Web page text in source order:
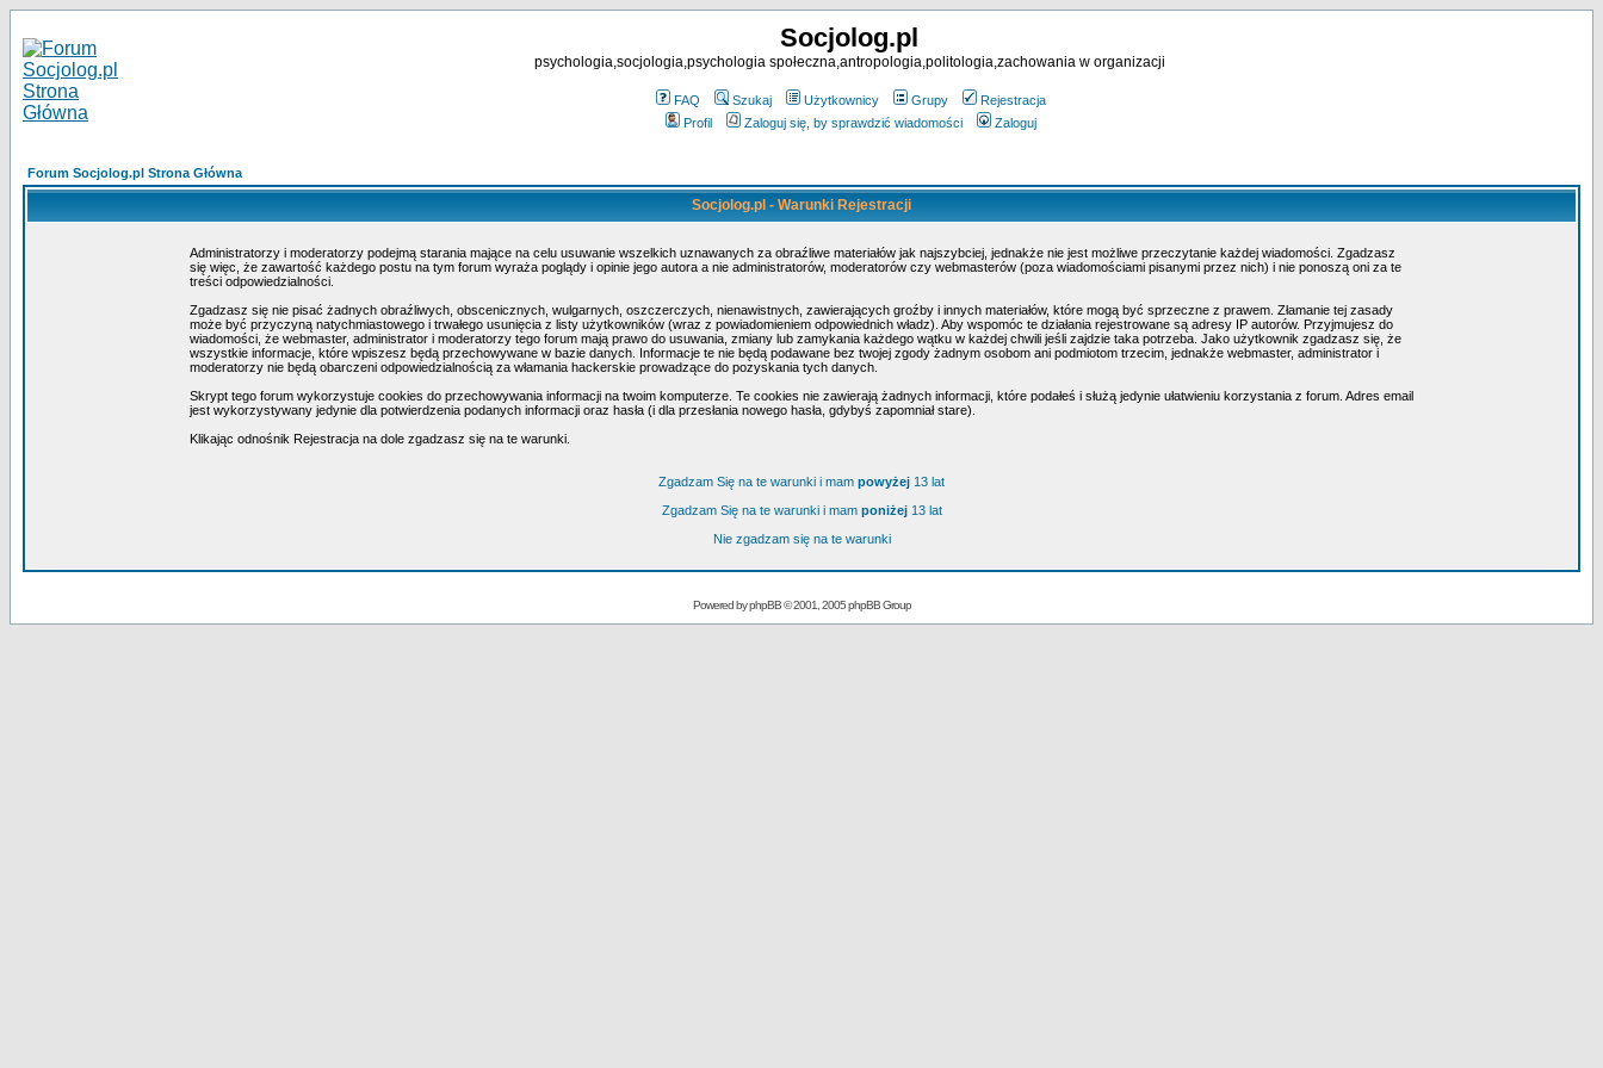
Socjolog.pl
psychologia,socjologia,psychologia społeczna,antropologia,politologia,zachowania w organizacji
FAQ Szukaj Użytkownicy Grupy
Rejestracja
Profil
Zaloguj się, by sprawdzić wiadomości Zaloguj
Forum Socjolog.pl Strona Główna
Socjolog.pl - Warunki Rejestracji
Administratorzy i moderatorzy podejmą starania mające na celu usuwanie wszelkich uznawanych za obraźliwe materiałów jak najszybciej, jednakże nie jest możliwe przeczytanie każdej wiadomości. Zgadzasz
się więc, że zawartość każdego postu na tym forum wyraża poglądy i opinie jego autora a nie administratorów, moderatorów czy webmasterów (poza wiadomościami pisanymi przez nich) i nie ponoszą oni za te
treści odpowiedzialności.
Zgadzasz się nie pisać żadnych obraźliwych, obscenicznych, wulgarnych, oszczerczych, nienawistnych, zawierających groźby i innych materiałów, które mogą być sprzeczne z prawem. Złamanie tej zasady
może być przyczyną natychmiastowego i trwałego usunięcia z listy użytkowników (wraz z powiadomieniem odpowiednich władz). Aby wspomóc te działania rejestrowane są adresy IP autorów. Przyjmujesz do
wiadomości, że webmaster, administrator i moderatorzy tego forum mają prawo do usuwania, zmiany lub zamykania każdego wątku w każdej chwili jeśli zajdzie taka potrzeba. Jako użytkownik zgadzasz się, że
wszystkie informacje, które wpiszesz będą przechowywane w bazie danych. Informacje te nie będą podawane bez twojej zgody żadnym osobom ani podmiotom trzecim, jednakże webmaster, administrator i
moderatorzy nie będą obarczeni odpowiedzialnością za włamania hackerskie prowadzące do pozyskania tych danych.
Skrypt tego forum wykorzystuje cookies do przechowywania informacji na twoim komputerze. Te cookies nie zawierają żadnych informacji, które podałeś i służą jedynie ułatwieniu korzystania z forum. Adres email
jest wykorzystywany jedynie dla potwierdzenia podanych informacji oraz hasła (i dla przesłania nowego hasła, gdybyś zapomniał stare).
Klikając odnośnik Rejestracja na dole zgadzasz się na te warunki.
Zgadzam Się na te warunki i mam powyżej 13 lat
Zgadzam Się na te warunki i mam poniżej13 lat
Nie zgadzam się na te warunki
Powered byphpBB© 2001, 2005 phpBB Group